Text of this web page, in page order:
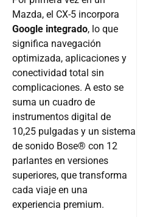
Mazda, el CX-5 incorpora
Google integrado, lo que
significa navegación
optimizada, aplicaciones y
conectividad total sin
complicaciones. A esto se
suma un cuadro de
instrumentos digital de
10,25 pulgadas y un sistema
de sonido Bose® con 12
parlantes en versiones
superiores, que transforma
cada viaje en una
experiencia premium.